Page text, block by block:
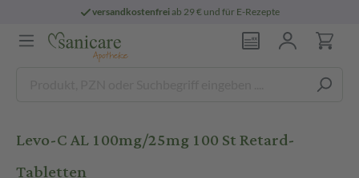
versandkostenfreiab 29 € und für E-Rezepte
Levo-C AL 100mg/25mg 100 St Retard-